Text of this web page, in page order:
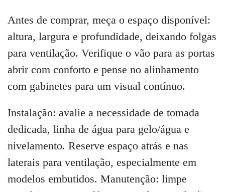
Antes de comprar, meça o espaço disponível:
altura, largura e profundidade, deixando folgas
para ventilação. Verifique o vão para as portas
abrir com conforto e pense no alinhamento
com gabinetes para um visual contínuo.
Instalação: avalie a necessidade de tomada
dedicada, linha de água para gelo/água e
nivelamento. Reserve espaço atrás e nas
laterais para ventilação, especialmente em
modelos embutidos. Manutenção: limpe